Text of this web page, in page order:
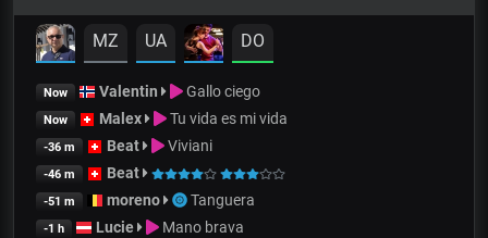
MZ UA DO
Now Valentin Gallo ciego
Now Malex Tu vida es mi vida
-36 m Beat Viviani
-46 m Beat
-51 m moreno Tanguera
-1 h Lucie Mano brava